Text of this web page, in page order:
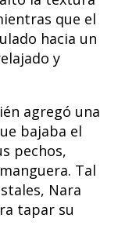
que el
hacia un
y
agregó una
bajaba el
pechos,
Tal
Nara
tapar su